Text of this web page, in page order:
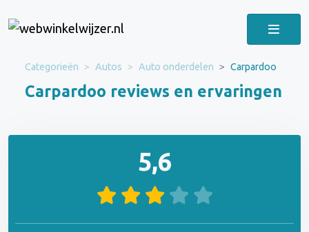
Categorieën Autos Auto onderdelen Carpardoo
Carpardoo reviews en ervaringen
5,6